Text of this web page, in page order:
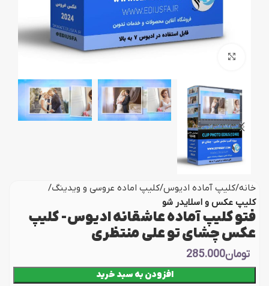
خانه کلیپ آماده ادیوس کلیپ اماده عروسی و ویدینگ
کلیپ عکس و اسلایدر شو
فتو کلیپ آماده عاشقانه ادیوس- کلیپ
عکس چشای تو علی منتظری
تومان285.000
افزودن به سبد خرید